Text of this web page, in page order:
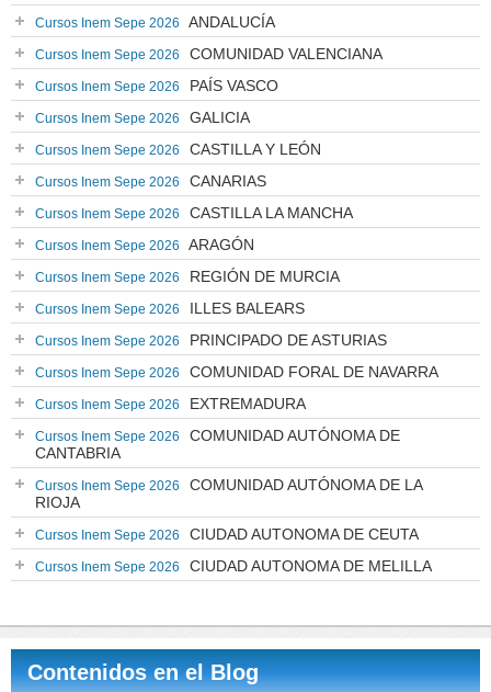
Cursos Inem Sepe 2026 ANDALUCÍA
Cursos Inem Sepe 2026 COMUNIDAD VALENCIANA
Cursos Inem Sepe 2026 PAÍS VASCO
Cursos Inem Sepe 2026 GALICIA
Cursos Inem Sepe 2026 CASTILLA Y LEÓN
Cursos Inem Sepe 2026 CANARIAS
Cursos Inem Sepe 2026 CASTILLA LA MANCHA
Cursos Inem Sepe 2026 ARAGÓN
Cursos Inem Sepe 2026 REGIÓN DE MURCIA
Cursos Inem Sepe 2026 ILLES BALEARS
Cursos Inem Sepe 2026 PRINCIPADO DE ASTURIAS
Cursos Inem Sepe 2026 COMUNIDAD FORAL DE NAVARRA
Cursos Inem Sepe 2026 EXTREMADURA
Cursos Inem Sepe 2026
COMUNIDAD AUTÓNOMA DE
CANTABRIA
Cursos Inem Sepe 2026
COMUNIDAD AUTÓNOMA DE LA
RIOJA
Cursos Inem Sepe 2026 CIUDAD AUTONOMA DE CEUTA
Cursos Inem Sepe 2026 CIUDAD AUTONOMA DE MELILLA
Contenidos en el Blog